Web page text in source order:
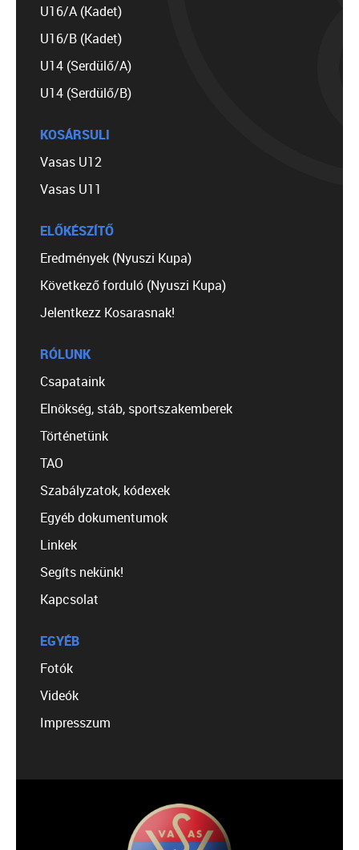
U16/A (Kadet)
U16/B (Kadet)
U14 (Serdülő/A)
U14 (Serdülő/B)
KOSÁRSULI
Vasas U12
Vasas U11
ELŐKÉSZÍTŐ
Eredmények (Nyuszi Kupa)
Következő forduló (Nyuszi Kupa)
Jelentkezz Kosarasnak!
RÓLUNK
Csapataink
Elnökség, stáb, sportszakemberek
Történetünk
TAO
Szabályzatok, kódexek
Egyéb dokumentumok
Linkek
Segíts nekünk!
Kapcsolat
EGYÉB
Fotók
Videók
Impresszum